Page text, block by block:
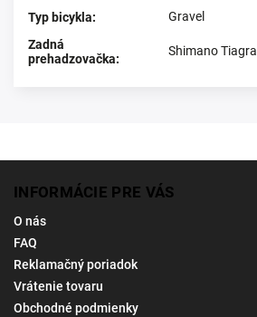
Typ bicykla:
Gravel
Zadná
prehadzovačka:
Shimano Tiagra
INFORMÁCIE PRE VÁS
O nás
FAQ
Reklamačný poriadok
Vrátenie tovaru
Obchodné podmienky